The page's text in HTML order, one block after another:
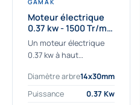
GAMAK
Moteur électrique
0.37 kw - 1500 Tr/min
- 230/400V - IE2
Un moteur électrique
0.37 kw à haut
applications les plus
exigeantes.
Diamètre arbre14x30mm
Puissance
0.37 Kw